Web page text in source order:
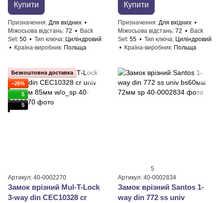
Купити
Призначення Для вхідних
Міжосьова відстань 72
Back
Set 50 Тип ключа Циліндровий
Країна-виробник Польща
Купити
Призначення Для вхідних
Міжосьова відстань 72
Back
Set 55 Тип ключа Циліндровий
Країна-виробник Польща
Безкоштовна доставка
−26%
5
5
Артикул: 40-0002270
Замок врізний Mul-T-Lock
3-way din CEC10328 cr
5
Артикул: 40-0002834
Замок врізний Santos 1-
way din 772 ss univ